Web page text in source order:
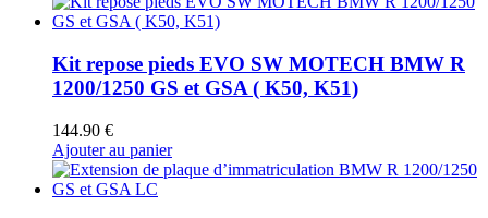
Kit repose pieds EVO SW MOTECH BMW R
1200/1250 GS et GSA ( K50, K51)
144.90 €
Ajouter au panier